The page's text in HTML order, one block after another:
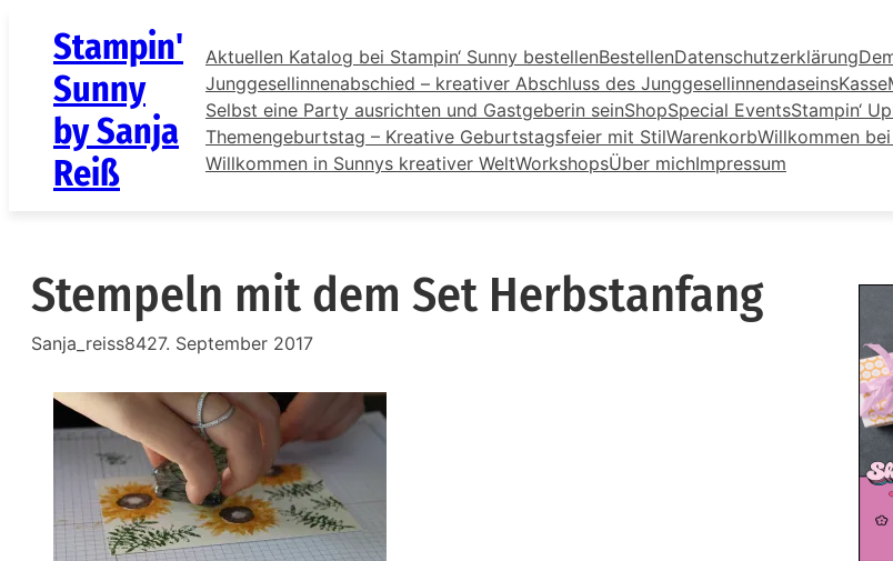
springen
Stampin'
Sunny
by Sanja
Reiß
Aktuellen Katalog bei Stampin‘ Sunny bestellenBestellenDatenschutzerklärung
Junggesellinnenabschied – kreativer Abschluss des JunggesellinnendaseinsKasse
Selbst eine Party ausrichten und Gastgeberin seinShopSpecial EventsStampin‘
Themengeburtstag – Kreative Geburtstagsfeier mit StilWarenkorbWillkommen bei
Willkommen in Sunnys kreativer WeltWorkshopsÜber michImpressum
Stempeln mit dem Set Herbstanfang
Sanja_reiss8427. September 2017